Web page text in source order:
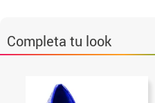
Completa tu look